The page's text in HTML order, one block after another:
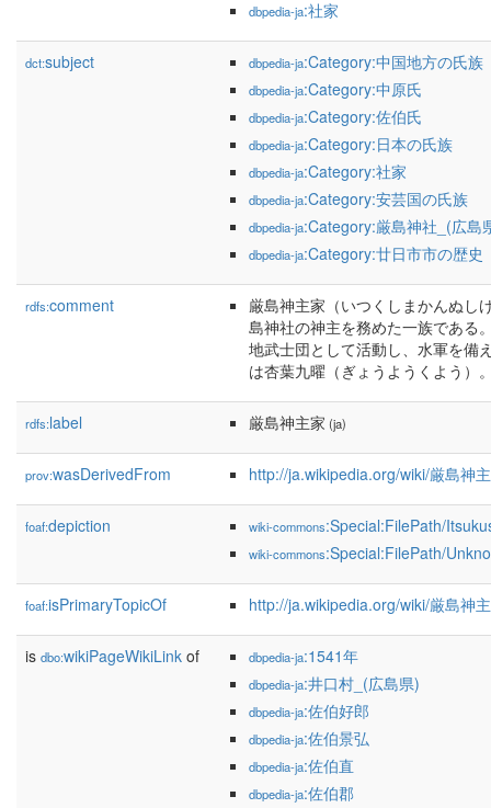
dbpedia-ja:社家
dct:subject dbpedia-ja:Category:中国地方の氏族
dbpedia-ja:Category:中原氏
dbpedia-ja:Category:佐伯氏
dbpedia-ja:Category:日本の氏族
dbpedia-ja:Category:社家
dbpedia-ja:Category:安芸国の氏族
dbpedia-ja:Category:厳島神社_(広島
dbpedia-ja:Category:廿日市市の歴史
rdfs:comment
厳島神主家（いつくしまかんぬし
島神社の神主を務めた一族である
地武士団として活動し、水軍を備
は杏葉九曜（ぎょうようくよう）
rdfs:label 厳島神主家 (ja)
prov:wasDerivedFrom http://ja.wikipedia.org/wiki/厳島神
foaf:depiction wiki-commons:Special:FilePath/
wiki-commons:Special:FilePath/
foaf:isPrimaryTopicOf http://ja.wikipedia.org/wiki/厳島神
is dbo:wikiPageWikiLink of dbpedia-ja:1541年
dbpedia-ja:井口村_(広島県)
dbpedia-ja:佐伯好郎
dbpedia-ja:佐伯景弘
dbpedia-ja:佐伯直
dbpedia-ja:佐伯郡